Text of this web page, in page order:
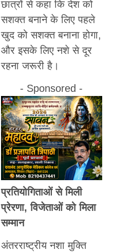
छात्रों से कहा कि देश को
सशक्त बनाने के लिए पहले
खुद को सशक्त बनाना होगा,
और इसके लिए नशे से दूर
रहना जरूरी है।
- Sponsored -
प्रतियोगिताओं से मिली
प्रेरणा, विजेताओं को मिला
सम्मान
अंतरराष्ट्रीय नशा मुक्ति